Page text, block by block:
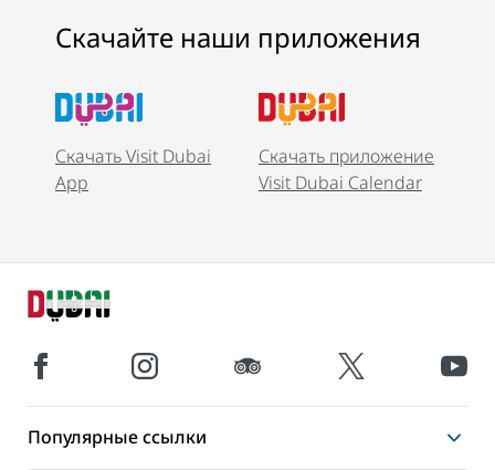
Скачайте наши приложения
Скачать Visit Dubai
App
Скачать приложение
Visit Dubai Calendar
Популярные ссылки